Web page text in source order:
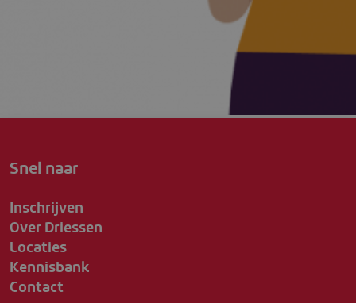
Snel naar
Inschrijven
Over Driessen
Locaties
Kennisbank
Contact